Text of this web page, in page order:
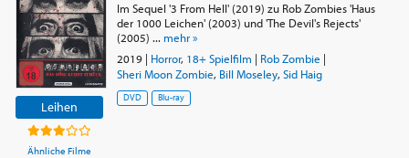
Leihen
Ähnliche Filme
Im Sequel '3 From Hell' (2019) zu Rob Zombies 'Haus
der 1000 Leichen' (2003) und 'The Devil's Rejects'
(2005) ... mehr »
2019| Horror, 18+ Spielfilm | Rob Zombie |
Sheri Moon Zombie, Bill Moseley, Sid Haig
DVD Blu-ray